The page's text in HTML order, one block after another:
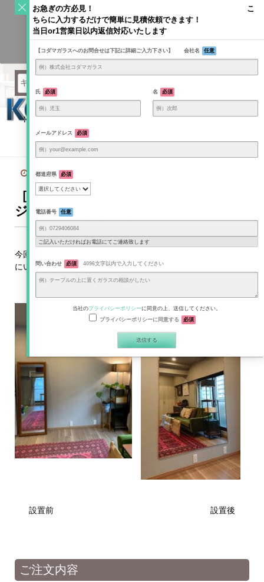
KODAMAGLASS公式ブログ | ガラス情報発信メディア
Home / 出張施工例
/
［施工］リビングの壁面にミラーエッジ仕様の大きな鏡を設置
（大阪市O様）
2021年2月2日
［施工］リビングの壁面にミラーエッ
ジ仕様の大きな鏡を設置（大阪市O様）
今回は、リビングの壁面にミラーエッジ仕様の大きな鏡を設置
にいってまいりました！
設置前 設置後
ご注文内容
お急ぎの方必見！ こ
ちらに入力するだけで簡単に見積依頼できます！
当日or1営業日以内返信対応いたします
【コダマガラスへのお問合せは下記に詳細ご入力下さい】 会社名 任意
氏 必須 名 必須
メールアドレス 必須
都道府県 必須
電話番号 任意
ご記入いただければお電話にてご連絡致します
問い合わせ 必須 4096文字以内で入力してください
当社のプライバシーポリシーに同意の上、送信してください。
プライバシーポリシーに同意する
必須